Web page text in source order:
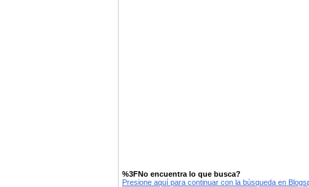
%3FNo encuentra lo que busca?
Presione aquí para continuar con la búsqueda en